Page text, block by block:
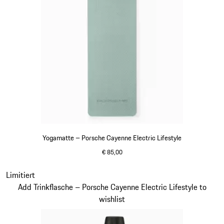
Yogamatte – Porsche Cayenne Electric Lifestyle
€ 85,00
Limitiert
Add Trinkflasche – Porsche Cayenne Electric Lifestyle to
wishlist
Slide 13 von 15